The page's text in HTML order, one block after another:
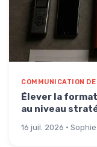
COMMUNICATION
Élever la
au niveau
16 juil. 2026 ·